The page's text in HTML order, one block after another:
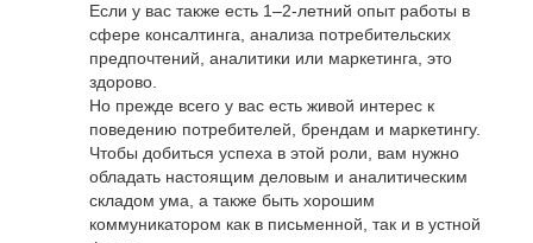
Если у вас также есть 1–2-летний опыт работы в
сфере консалтинга, анализа потребительских
предпочтений, аналитики или маркетинга, это
здорово.
Но прежде всего у вас есть живой интерес к
поведению потребителей, брендам и маркетингу.
Чтобы добиться успеха в этой роли, вам нужно
обладать настоящим деловым и аналитическим
складом ума, а также быть хорошим
коммуникатором как в письменной, так и в устной